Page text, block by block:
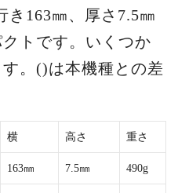
き163㎜、厚さ7.5㎜
トです。いくつか
。()は本機種との差
横 高さ 重さ
163㎜ 7.5㎜ 490g